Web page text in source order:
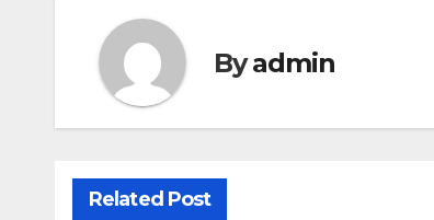
Byadmin
Related Post